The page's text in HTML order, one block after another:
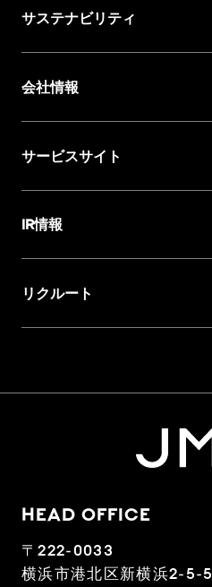
サステナビリティ
会社情報
サービスサイト
IR情報
リクルート
HEAD OFFICE
〒222-0033
横浜市港北区新横浜2-5-5